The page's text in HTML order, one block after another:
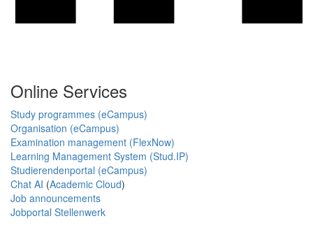
Online Services
Study programmes (eCampus)
Organisation (eCampus)
Examination management (FlexNow)
Learning Management System (Stud.IP)
Studierendenportal (eCampus)
Chat AI (Academic Cloud)
Job announcements
Jobportal Stellenwerk